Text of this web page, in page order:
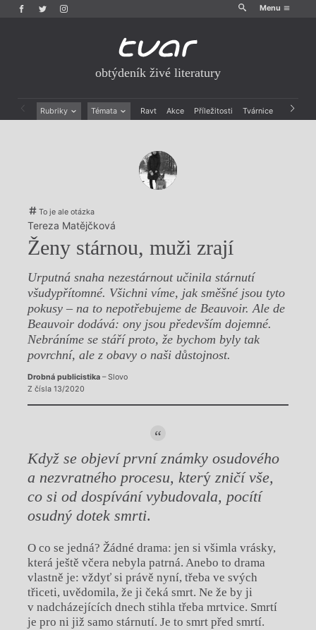
Menu
obtýdeník živé literatury
Rubriky Témata Ravt Akce Příležitosti Tvárnice Archiv
Výroční ceny
To je ale otázka
Tereza Matějčková
Ženy stárnou, muži zrají
Urputná snaha nezestárnout učinila stárnutí
všudypřítomné. Všichni víme, jak směšné jsou tyto
pokusy – na to nepotřebujeme de Beauvoir. Ale de
Beauvoir dodává: ony jsou především dojemné.
Nebráníme se stáří proto, že bychom byly tak
povrchní, ale z obavy o naši důstojnost.
Drobná publicistika– Slovo
Z čísla 13/2020
Když se objeví první známky osudového
a nezvratného procesu, kterýzničí vše,
co si od dospívání vybudovala, pocítí
osudný dotek smrti.
O co se jedná? Žádné drama: jen si všimla vrásky,
která ještě včera nebyla patrná. Anebo to drama
vlastně je: vždyť si právě nyní, třeba ve svých
třiceti, uvědomila, že ji čeká smrt. Ne že by ji
v nadcházejících dnech stihla třeba mrtvice. Smrtí
je pro ni již samo stárnutí. Je to smrt před smrtí.